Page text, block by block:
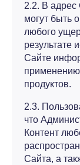
2.2. В адрес
могут быть
любого
результате
Сайте
продуктов.
2.3.
что
Контент
Сайта, а